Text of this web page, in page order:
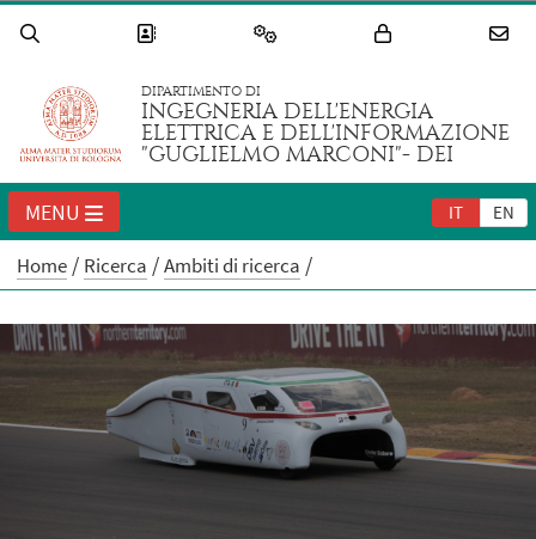
DIPARTIMENTO DI
INGEGNERIA DELL'ENERGIA
ELETTRICA E DELL'INFORMAZIONE
"GUGLIELMO MARCONI"- DEI
IT EN
MENU
Home Ricerca Ambiti di ricerca